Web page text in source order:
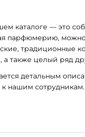
каталоге — это
парфюмерию, можно
традиционные
а также целый ряд
детальным
к нашим сотрудникам.